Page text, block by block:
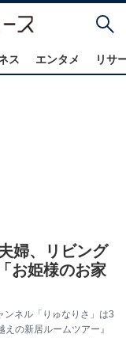
ス エンタメ リサ
婦、リビング
お姫様のお家
ネル「りゅなりさ」は3
の新居ルームツアー』